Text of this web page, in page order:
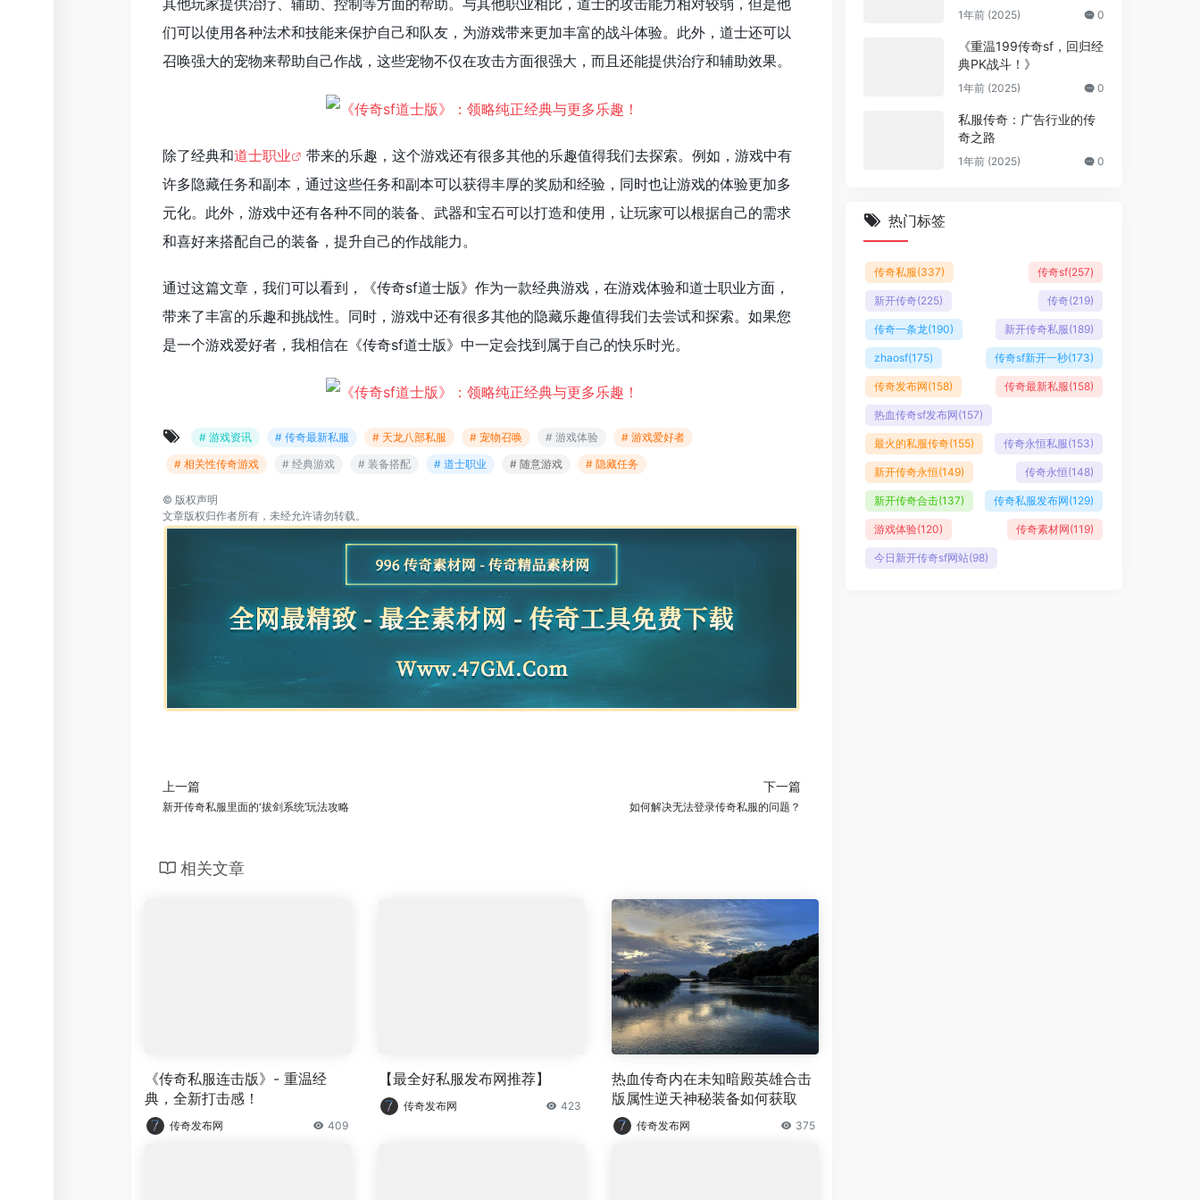
其他玩家提供治疗、辅助、控制等方面的帮助。与其他职业相比，道士的攻击能力相对较弱，但是他
们可以使用各种法术和技能来保护自己和队友，为游戏带来更加丰富的战斗体验。此外，道士还可以
召唤强大的宠物来帮助自己作战，这些宠物不仅在攻击方面很强大，而且还能提供治疗和辅助效果。
除了经典和道士职业
带来的乐趣，这个游戏还有很多其他的乐趣值得我们去探索。例如，游戏中有
许多隐藏任务和副本，通过这些任务和副本可以获得丰厚的奖励和经验，同时也让游戏的体验更加多
元化。此外，游戏中还有各种不同的装备、武器和宝石可以打造和使用，让玩家可以根据自己的需求
和喜好来搭配自己的装备，提升自己的作战能力。
通过这篇文章，我们可以看到，《传奇sf道士版》作为一款经典游戏，在游戏体验和道士职业方面，
带来了丰富的乐趣和挑战性。同时，游戏中还有很多其他的隐藏乐趣值得我们去尝试和探索。如果您
是一个游戏爱好者，我相信在《传奇sf道士版》中一定会找到属于自己的快乐时光。
# 游戏资讯 # 传奇最新私服 # 天龙八部私服 # 宠物召唤 # 游戏体验
# 游戏爱好者
# 相关性传奇游戏
# 经典游戏 # 装备搭配 # 道士职业 # 随意游戏 # 隐藏任务
© 版权声明
文章版权归作者所有，未经允许请勿转载。
上一篇
新开传奇私服里面的‘拔剑系统’玩法攻略
下一篇
如何解决无法登录传奇私服的问题？
相关文章
《传奇私服连击版》- 重温经
典，全新打击感！
传奇发布网 409
【最全好私服发布网推荐】
传奇发布网 423
热血传奇内在未知暗殿英雄合击
版属性逆天神秘装备如何获取
传奇发布网 375
1年前 (2025) 0
《重温199传奇sf，回归经
典PK战斗！》
1年前 (2025) 0
私服传奇：广告行业的传
奇之路
1年前 (2025) 0
热门标签
传奇私服(337) 传奇sf(257)
新开传奇(225) 传奇(219)
传奇一条龙(190) 新开传奇私服(189)
zhaosf(175) 传奇sf新开一秒(173)
传奇发布网(158) 传奇最新私服(158)
热血传奇sf发布网(157)
最火的私服传奇(155) 传奇永恒私服(153)
新开传奇永恒(149) 传奇永恒(148)
新开传奇合击(137) 传奇私服发布网(129)
游戏体验(120) 传奇素材网(119)
今日新开传奇sf网站(98)